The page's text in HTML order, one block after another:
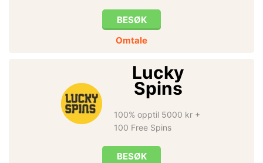
BESØK
Omtale
Lucky
Spins
100% opptil 5000 kr +
100 Free Spins
BESØK